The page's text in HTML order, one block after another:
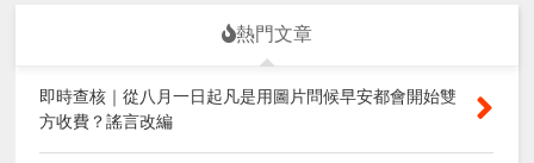
熱門文章
即時查核｜從八月一日起凡是用圖片問候早安都會開始雙
方收費？謠言改編